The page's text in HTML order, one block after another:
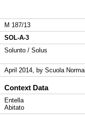
M 187/13
SOL-A-3
Solunto / Solus
April 2014, by Scuola
Context Data
Entella
Abitato